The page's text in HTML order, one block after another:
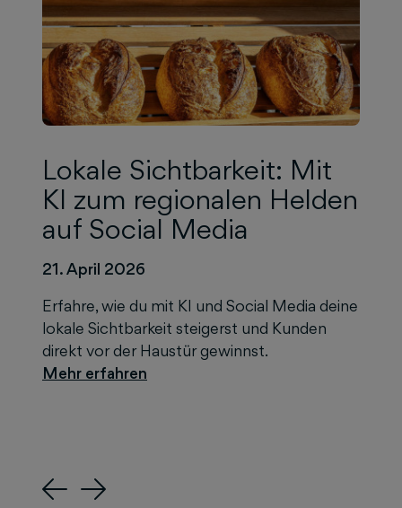
Lokale Sichtbarkeit: Mit
KI zum regionalen Helden
auf Social Media
21. April 2026
Erfahre, wie du mit KI und Social Media deine
lokale Sichtbarkeit steigerst und Kunden
direkt vor der Haustür gewinnst.
Previous
Next